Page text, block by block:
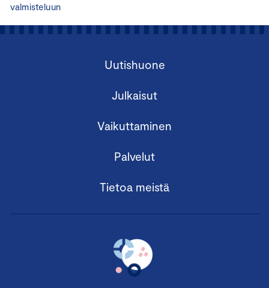
valmisteluun
Uutishuone
Julkaisut
Vaikuttaminen
Palvelut
Tietoa meistä